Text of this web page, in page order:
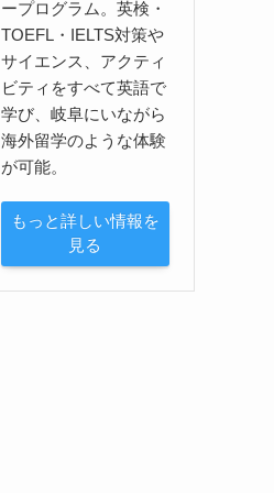
ープログラム。英検・
TOEFL・IELTS対策や
サイエンス、アクティ
ビティをすべて英語で
学び、岐阜にいながら
海外留学のような体験
が可能。
もっと詳しい情報を
見る